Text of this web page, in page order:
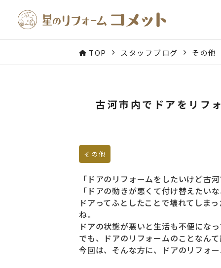
TOP スタッフブログ その他
古河市内でドアをリフ
その他
「ドアのリフォームをしたいけど古
「ドアの動きが悪くて付け替えたい
ドアってふとしたことで壊れてしま
ね。
ドアの状態が悪いと生活も不便にな
でも、ドアのリフォームのことなん
今回は、そんな方に、ドアのリフォ